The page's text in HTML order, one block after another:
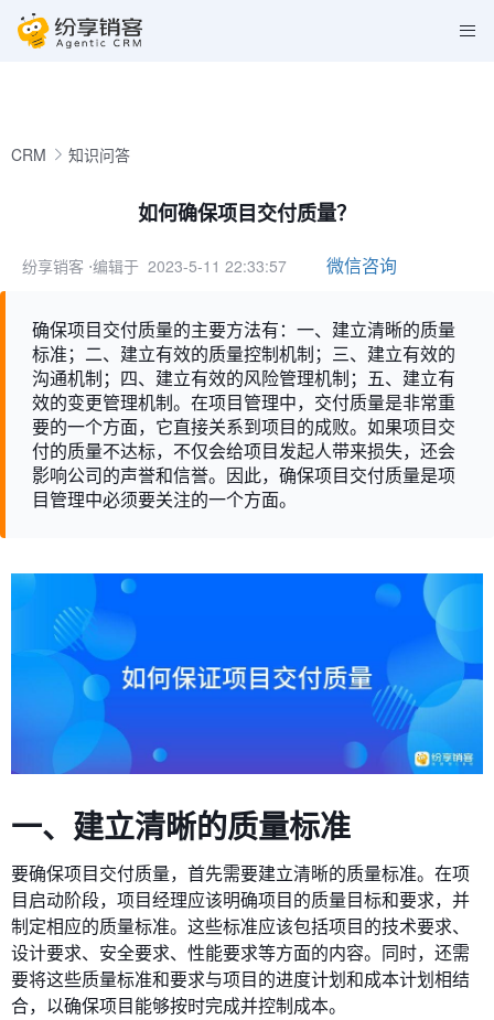
CRM 知识问答
如何确保项目交付质量？
纷享销客 ⋅编辑于 2023-5-11 22:33:57 微信咨询
确保项目交付质量的主要方法有：一、建立清晰的质量
标准；二、建立有效的质量控制机制；三、建立有效的
沟通机制；四、建立有效的风险管理机制；五、建立有
效的变更管理机制。在项目管理中，交付质量是非常重
要的一个方面，它直接关系到项目的成败。如果项目交
付的质量不达标，不仅会给项目发起人带来损失，还会
影响公司的声誉和信誉。因此，确保项目交付质量是项
目管理中必须要关注的一个方面。
一、建立清晰的质量标准
要确保项目交付质量，首先需要建立清晰的质量标准。在项
目启动阶段，项目经理应该明确项目的质量目标和要求，并
制定相应的质量标准。这些标准应该包括项目的技术要求、
设计要求、安全要求、性能要求等方面的内容。同时，还需
要将这些质量标准和要求与项目的进度计划和成本计划相结
合，以确保项目能够按时完成并控制成本。